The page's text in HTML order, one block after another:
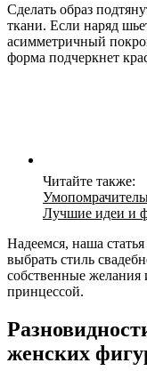
Сделать образ
ткани. Если наряд
асимметричный
форма подчеркнет
Читайте также:
Лучшие идеи и
Надеемся, наша
выбрать стиль
собственные желания
принцессой.
женских